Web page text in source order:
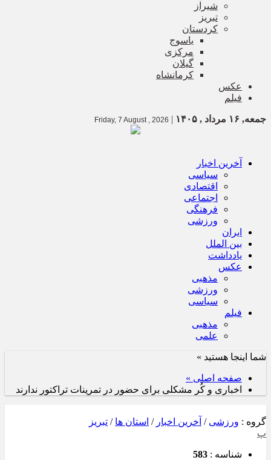
شیراز
تبریز
کردستان
یاسوج
مرکزی
گیلان
کرمانشاه
عکس
فیلم
جمعه, ۱۶ مرداد , ۱۴۰۵ |
Friday, 7 August , 2026
آخرین اخبار
سیاسی
اقتصادی
اجتماعی
فرهنگی
ورزشی
ایران
بین الملل
یادداشت
عکس
مذهبی
ورزشی
سیاسی
فیلم
مذهبی
علمی
شما اینجا هستید »
صفحه اصلی »
اخباری و کُر مشکلی برای حضور در تمرینات تراکتور ندارند
گروه : ورزشی / آخرین اخبار / استان ها / تبریز
پ
شناسه : 583